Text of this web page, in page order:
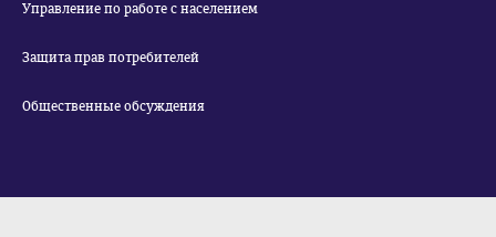
Управление по работе с населением
Защита прав потребителей
Общественные обсуждения